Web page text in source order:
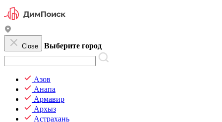
Close Выберите город
Азов
Анапа
Армавир
Архыз
Астрахань